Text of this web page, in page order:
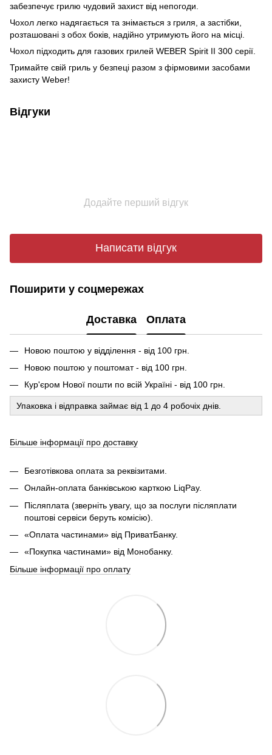
забезпечує грилю чудовий захист від непогоди.
Чохол легко надягається та знімається з гриля, а застібки,
розташовані з обох боків, надійно утримують його на місці.
Чохол підходить для газових грилей WEBER Spirit II 300 серії.
Тримайте свій гриль у безпеці разом з фірмовими засобами
захисту Weber!
Відгуки
Додайте перший відгук
Написати відгук
Поширити у соцмережах
Доставка Оплата
Новою поштою у відділення - від 100 грн.
Новою поштою у поштомат - від 100 грн.
Кур'єром Нової пошти по всій Україні - від 100 грн.
Упаковка і відправка займає від 1 до 4 робочіх днів.
Більше інформації про доставку
Безготівкова оплата за реквізитами.
Онлайн-оплата банківською карткою LiqPay.
Післяплата (зверніть увагу, що за послуги післяплати
поштові сервіси беруть комісію).
«Оплата частинами» від ПриватБанку.
«Покупка частинами» від Монобанку.
Більше інформації про оплату